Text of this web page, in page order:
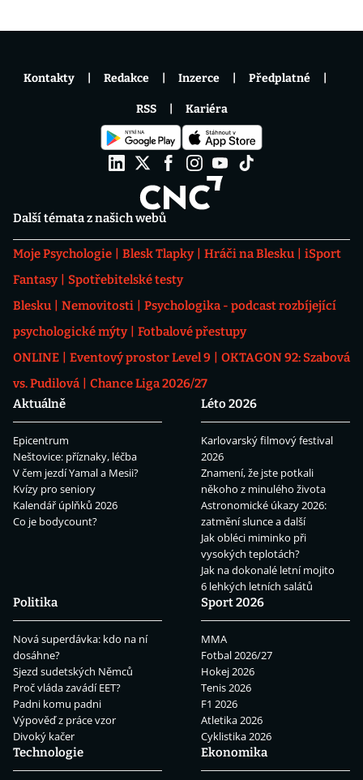
Další témata z našich webů
Moje Psychologie Blesk Tlapky Hráči na Blesku
iSport
Fantasy
Spotřebitelské testy
Blesku
Nemovitosti
Psychologika - podcast rozbíjející
psychologické mýty
Fotbalové přestupy
ONLINE
Eventový prostor Level 9
OKTAGON 92: Szabová
vs. Pudilová
Chance Liga 2026/27
Aktuálně
Epicentrum
Neštovice: příznaky, léčba
V čem jezdí Yamal a Mesii?
Kvízy pro seniory
Kalendář úplňků 2026
Co je bodycount?
Léto 2026
Karlovarský filmový festival
2026
Znamení, že jste potkali
někoho z minulého života
Astronomické úkazy 2026:
zatmění slunce a další
Jak obléci miminko při
vysokých teplotách?
Jak na dokonalé letní mojito
6 lehkých letních salátů
Politika
Nová superdávka: kdo na ní
dosáhne?
Sjezd sudetských Němců
Proč vláda zavádí EET?
Padni komu padni
Výpověď z práce vzor
Divoký kačer
Sport 2026
MMA
Fotbal 2026/27
Hokej 2026
Tenis 2026
F1 2026
Atletika 2026
Cyklistika 2026
Technologie
Ekonomika
Kontakty Redakce Inzerce Předplatné
RSS Kariéra